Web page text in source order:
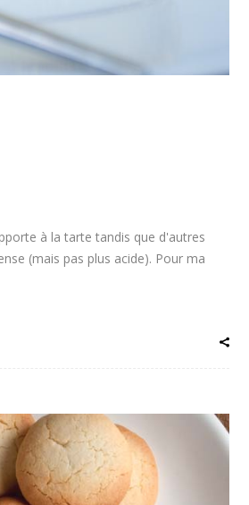
à la tarte tandis que d'autres
(mais pas plus acide). Pour ma